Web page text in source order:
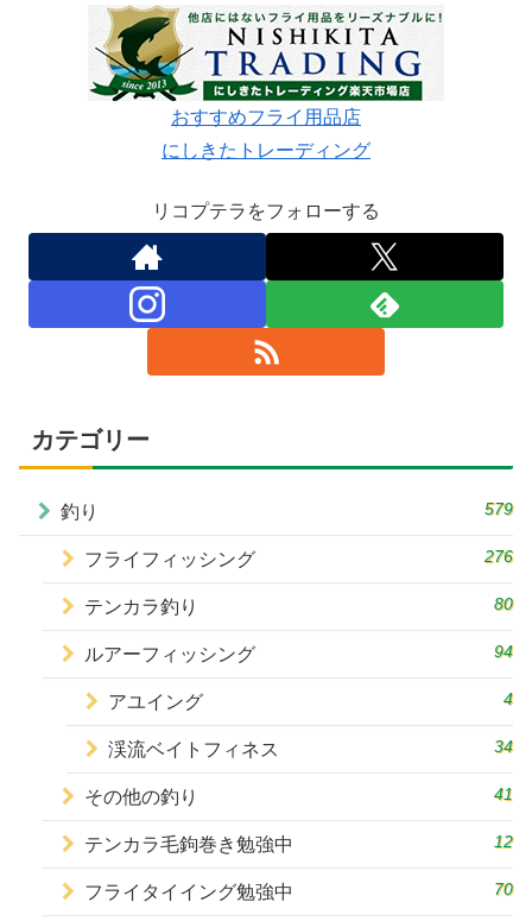
おすすめフライ用品店
にしきたトレーディング
リコプテラをフォローする
カテゴリー
釣り 579
フライフィッシング 276
テンカラ釣り 80
ルアーフィッシング 94
アユイング 4
渓流ベイトフィネス 34
その他の釣り 41
テンカラ毛鉤巻き勉強中 12
フライタイイング勉強中 70